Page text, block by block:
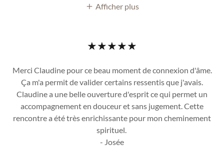
Afficher plus
★★★★★
Merci Claudine pour ce beau moment de connexion d'âme.
Ça m'a permit de valider certains ressentis que j'avais.
Claudine a une belle ouverture d'esprit ce qui permet un
accompagnement en douceur et sans jugement. Cette
rencontre a été très enrichissante pour mon cheminement
spirituel.
- Josée